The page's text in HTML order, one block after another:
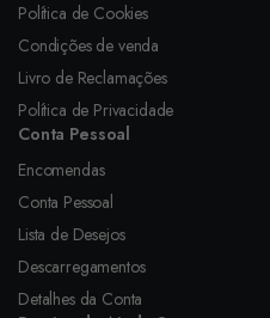
Política de Cookies
Condições de venda
Livro de Reclamações
Política de Privacidade
Conta Pessoal
Encomendas
Conta Pessoal
Lista de Desejos
Descarregamentos
Detalhes da Conta